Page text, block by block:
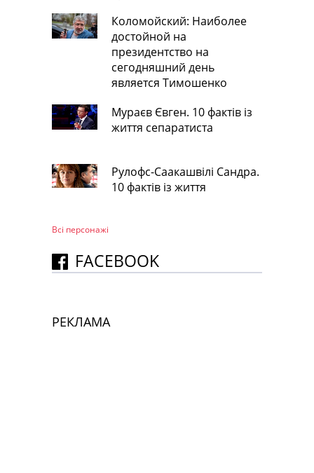
Коломойский: Наиболее
достойной на
президентство на
сегодняшний день
является Тимошенко
Мураєв Євген. 10 фактів із
життя сепаратиста
Рулофс-Саакашвілі Сандра.
10 фактів із життя
Всі персонажi
FACEBOOK
РЕКЛАМА